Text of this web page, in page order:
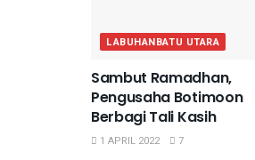
LABUHANBATU UTARA
Sambut Ramadhan,
Pengusaha Botimoon
Berbagi Tali Kasih
1 APRIL 2022 7